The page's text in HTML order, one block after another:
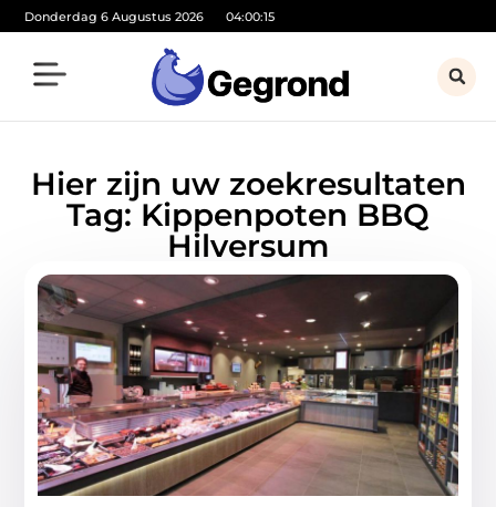
Donderdag 6 Augustus 2026 04:00:15
Hier zijn uw zoekresultaten
Tag: Kippenpoten BBQ
Hilversum